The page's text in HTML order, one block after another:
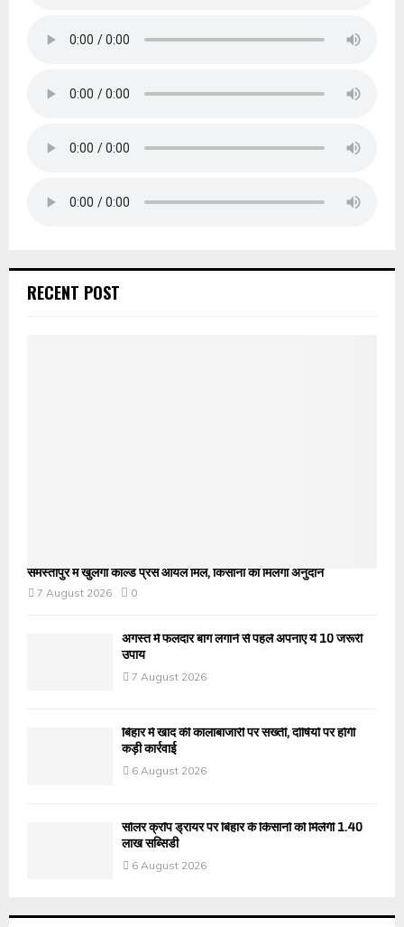
RECENT POST
समस्तीपुर में खुलेगी कोल्ड प्रेस ऑयल मिल, किसानों को मिलेगा अनुदान
7 August 2026
0
अगस्त में फलदार बाग लगाने से पहले अपनाएं ये 10 जरूरी
उपाय
7 August 2026
बिहार में खाद की कालाबाजारी पर सख्ती, दोषियों पर होगी
कड़ी कार्रवाई
6 August 2026
सोलर क्रॉप ड्रायर पर बिहार के किसानों को मिलेगी 1.40
लाख सब्सिडी
6 August 2026